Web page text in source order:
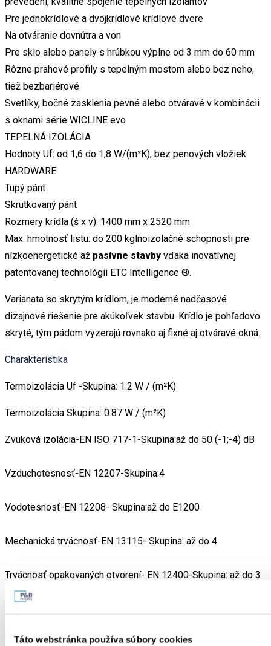
Táto webstránka používa súbory cookies
Pre jednokrídlové a dvojkrídlové krídlové dvere
Na otváranie dovnútra a von
Pre sklo alebo panely s hrúbkou výplne od 3 mm do 60 mm
Rôzne prahové profily s tepelným mostom alebo bez neho,
tiež bezbariérové
Svetlíky, bočné zasklenia pevné alebo otváravé v kombinácii
s oknami série WICLINE evo
TEPELNÁ IZOLÁCIA
Hodnoty Uf: od 1,6 do 1,8 W/(m²K), bez penových vložiek
HARDWARE
Tupý pánt
Skrutkovaný pánt
Rozmery krídla (š x v): 1400 mm x 2520 mm
Max. hmotnosť listu: do 200 kglnoizolačné schopnosti pre
nízkoenergetické až pasívne stavby vďaka inovatívnej
patentovanej technológii ETC Intelligence ®.
Varianata so skrytým krídlom, je moderné nadčasové
dizajnové riešenie pre akúkoľvek stavbu. Krídlo je pohľadovo
skryté, tým pádom vyzerajú rovnako aj fixné aj otváravé okná.
Charakteristika
Termoizolácia Uf -Skupina: 1.2 W / (m²K)
Termoizolácia Skupina: 0.87 W / (m²K)
Zvuková izolácia-EN ISO 717-1-Skupina:až do 50 (-1;-4) dB
Vzduchotesnosť-EN 12207-Skupina:4
Vodotesnosť-EN 12208- Skupina:až do E1200
Mechanická trvácnosť-EN 13115- Skupina: až do 4
Trvácnosť opakovaných otvorení- EN 12400-Skupina: až do 3
S rozšírenými formátmi krídel, možnosťou jednoduchého
hliníkovým oknom otvárané dovnútra alebo von ponúkajú novú